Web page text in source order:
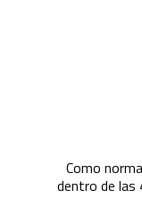
Como
dentro de las